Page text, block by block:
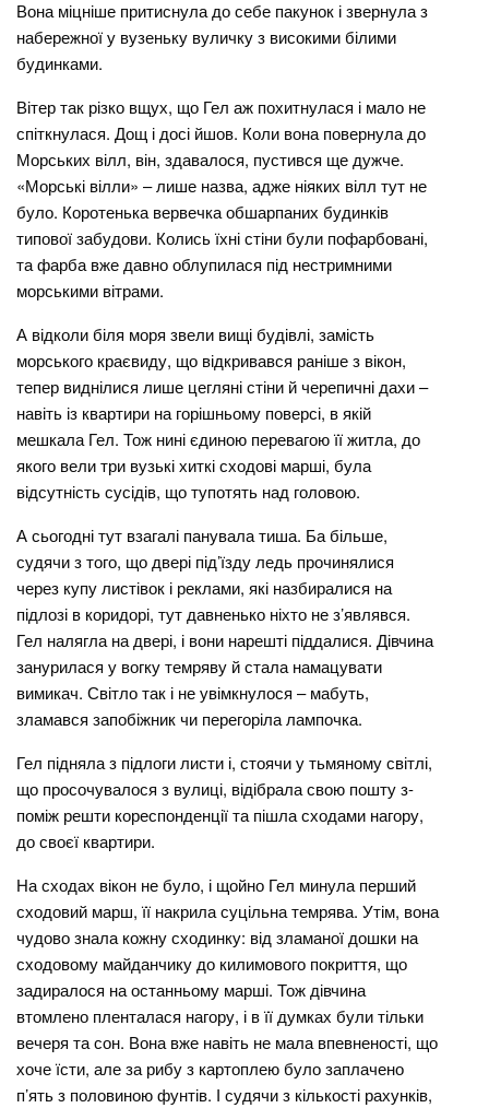
Вона міцніше притиснула до себе пакунок і звернула з
набережної у вузеньку вуличку з високими білими
будинками.
Вітер так різко вщух, що Гел аж похитнулася і мало не
спіткнулася. Дощ і досі йшов. Коли вона повернула до
Морських вілл, він, здавалося, пустився ще дужче.
«Морські вілли» – лише назва, адже ніяких вілл тут не
було. Коротенька вервечка обшарпаних будинків
типової забудови. Колись їхні стіни були пофарбовані,
та фарба вже давно облупилася під нестримними
морськими вітрами.
А відколи біля моря звели вищі будівлі, замість
морського краєвиду, що відкривався раніше з вікон,
тепер виднілися лише цегляні стіни й черепичні дахи –
навіть із квартири на горішньому поверсі, в якій
мешкала Гел. Тож нині єдиною перевагою її житла, до
якого вели три вузькі хиткі сходові марші, була
відсутність сусідів, що тупотять над головою.
А сьогодні тут взагалі панувала тиша. Ба більше,
судячи з того, що двері під’їзду ледь прочинялися
через купу листівок і реклами, які назбиралися на
підлозі в коридорі, тут давненько ніхто не з’являвся.
Гел налягла на двері, і вони нарешті піддалися. Дівчина
занурилася у вогку темряву й стала намацувати
вимикач. Світло так і не увімкнулося – мабуть,
зламався запобіжник чи перегоріла лампочка.
Гел підняла з підлоги листи і, стоячи у тьмяному світлі,
що просочувалося з вулиці, відібрала свою пошту з-
поміж решти кореспонденції та пішла сходами нагору,
до своєї квартири.
На сходах вікон не було, і щойно Гел минула перший
сходовий марш, її накрила суцільна темрява. Утім, вона
чудово знала кожну сходинку: від зламаної дошки на
сходовому майданчику до килимового покриття, що
задиралося на останньому марші. Тож дівчина
втомлено пленталася нагору, і в її думках були тільки
вечеря та сон. Вона вже навіть не мала впевненості, що
хоче їсти, але за рибу з картоплею було заплачено
п’ять з половиною фунтів. І судячи з кількості рахунків,